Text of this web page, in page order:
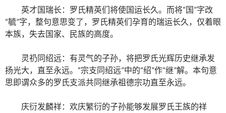
英才国瑞长：罗氏精英们将使国运长久。而将“国”字改
“毓”字，整句意思变了，罗氏精英们孕育的瑞运长久，仅着眼
本族，失去国家、民族的高度。
灵礽同绍远：有灵气的子孙，将把罗氏光辉历史继承发
扬光大，直至永远。“宗支同绍远”中的“绍”作“继”解。本句意
思即谓众多的罗氏支派共同继承祖德宗功直至永远。
庆衍发麟祥：欢庆繁衍的子孙能够发展罗氏王族的祥